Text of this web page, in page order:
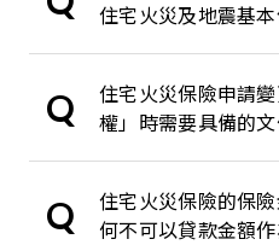
住宅火災及地震基
Q
住宅火災保險申請
權」時需要具備的
Q
住宅火災保險的保
何不可以貸款金額